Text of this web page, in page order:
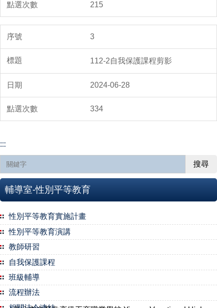
215
3
112-2自我保護課程剪影
2024-06-28
334
:::
搜尋
輔導室-性別平等教育
性別平等教育實施計畫
性別平等教育演講
教師研習
自我保護課程
班級輔導
流程辦法